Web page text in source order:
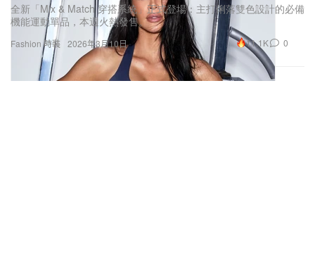
Fashion 時裝
全新「Mix & Match 穿搭系統」正式登場：主打俐落雙色設計的必備
機能運動單品，本週火熱發售。
2026年3月10日 11.1K 0